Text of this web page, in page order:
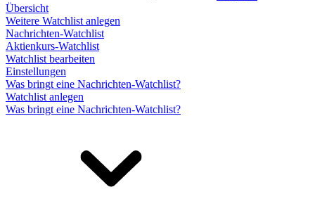
Übersicht
Weitere Watchlist anlegen
Nachrichten-Watchlist
Aktienkurs-Watchlist
Watchlist bearbeiten
Einstellungen
Was bringt eine Nachrichten-Watchlist?
Watchlist anlegen
Was bringt eine Nachrichten-Watchlist?